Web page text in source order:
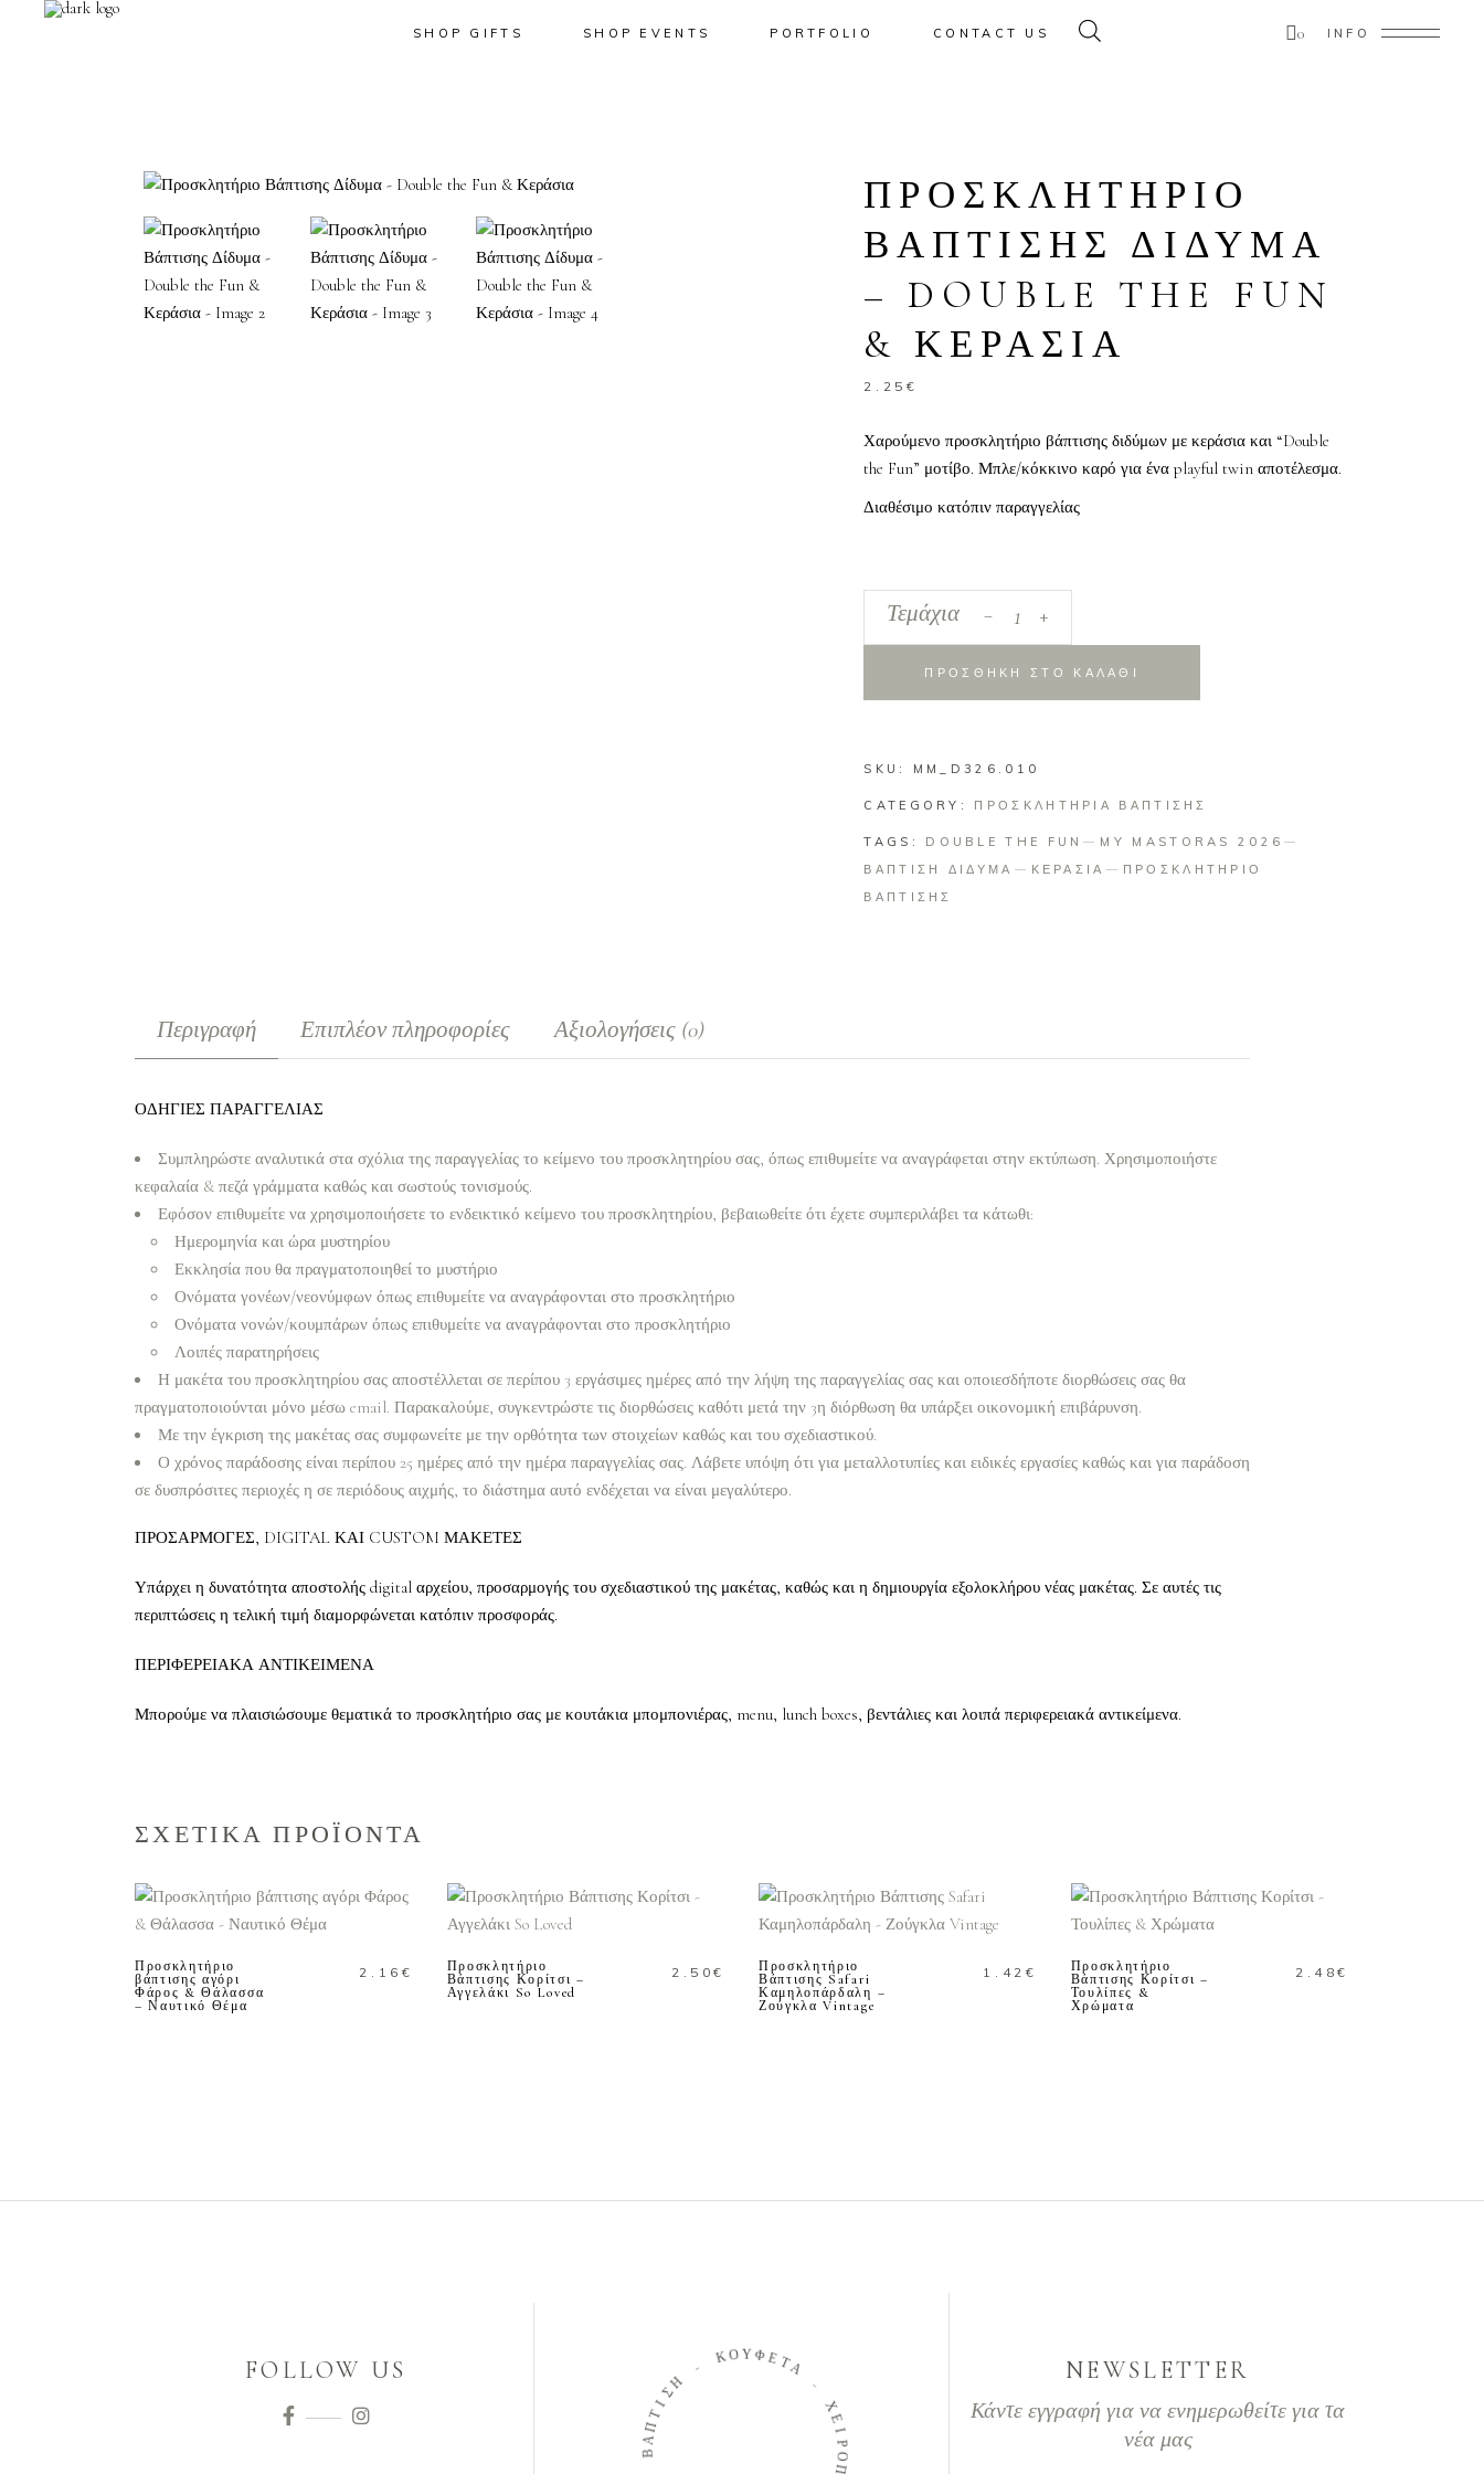
SHOP GIFTS SHOP EVENTS PORTFOLIO CONTACT US 0 INFO
ΠΡΟΣΚΛΗΤΗΡΙΟ
ΒΑΠΤΙΣΗΣ ΔΙΔΥΜΑ
– DOUBLE THE FUN
& ΚΕΡΑΣΙΑ
2.25 €
Χαρούμενο προσκλητήριο βάπτισης διδύμων με κεράσια και “Double
the Fun” μοτίβο. Μπλε/κόκκινο καρό για ένα playful twin αποτέλεσμα.
Διαθέσιμο κατόπιν παραγγελίας
Προσκλητήριο
Fun
&
Τεμάχια +
ΠΡΟΣΘΗΚΗ ΣΤΟ ΚΑΛΑΘΙ
SKU: MM_D326.010
CATEGORY: ΠΡΟΣΚΛΗΤΗΡΙΑ ΒΑΠΤΙΣΗΣ
TAGS: DOUBLE THE FUN
MY MASTORAS 2026
ΒΑΠΤΙΣΗ ΔΙΔΥΜΑ
ΚΕΡΑΣΙΑ
ΠΡΟΣΚΛΗΤΗΡΙΟ
ΒΑΠΤΙΣΗΣ
Περιγραφή Επιπλέον πληροφορίες Αξιολογήσεις (0)
ΟΔΗΓΙΕΣ ΠΑΡΑΓΓΕΛΙΑΣ
Συμπληρώστε αναλυτικά στα σχόλια της παραγγελίας το κείμενο του προσκλητηρίου σας, όπως επιθυμείτε να αναγράφεται στην εκτύπωση. Χρησιμοποιήστε
κεφαλαία & πεζά γράμματα καθώς και σωστούς τονισμούς.
Εφόσον επιθυμείτε να χρησιμοποιήσετε το ενδεικτικό κείμενο του προσκλητηρίου, βεβαιωθείτε ότι έχετε συμπεριλάβει τα κάτωθι:
Ημερομηνία και ώρα μυστηρίου
Εκκλησία που θα πραγματοποιηθεί το μυστήριο
Ονόματα γονέων/νεονύμφων όπως επιθυμείτε να αναγράφονται στο προσκλητήριο
Ονόματα νονών/κουμπάρων όπως επιθυμείτε να αναγράφονται στο προσκλητήριο
Λοιπές παρατηρήσεις
Η μακέτα του προσκλητηρίου σας αποστέλλεται σε περίπου 3 εργάσιμες ημέρες από την λήψη της παραγγελίας σας και οποιεσδήποτε διορθώσεις σας θα
πραγματοποιούνται μόνο μέσω email. Παρακαλούμε, συγκεντρώστε τις διορθώσεις καθότι μετά την 3η διόρθωση θα υπάρξει οικονομική επιβάρυνση.
Με την έγκριση της μακέτας σας συμφωνείτε με την ορθότητα των στοιχείων καθώς και του σχεδιαστικού.
Ο χρόνος παράδοσης είναι περίπου 25 ημέρες από την ημέρα παραγγελίας σας. Λάβετε υπόψη ότι για μεταλλοτυπίες και ειδικές εργασίες καθώς και για παράδοση
σε δυσπρόσιτες περιοχές η σε περιόδους αιχμής, το διάστημα αυτό ενδέχεται να είναι μεγαλύτερο.
ΠΡΟΣΑΡΜΟΓΕΣ, DIGITAL ΚΑΙ CUSTOM ΜΑΚΕΤΕΣ
Υπάρχει η δυνατότητα αποστολής digital αρχείου, προσαρμογής του σχεδιαστικού της μακέτας, καθώς και η δημιουργία εξολοκλήρου νέας μακέτας. Σε αυτές τις
περιπτώσεις η τελική τιμή διαμορφώνεται κατόπιν προσφοράς.
ΠΕΡΙΦΕΡΕΙΑΚΑ ΑΝΤΙΚΕΙΜΕΝΑ
Μπορούμε να πλαισιώσουμε θεματικά το προσκλητήριο σας με κουτάκια μπομπονιέρας, menu, lunch boxes, βεντάλιες και λοιπά περιφερειακά αντικείμενα.
ΣΧΕΤΙΚΑ ΠΡΟΪΟΝΤΑ
ΠΡΟΣΘΗΚΗ ΣΤΟ
Προσκλητήριο
βάπτισης αγόρι
Φάρος & Θάλασσα
– Ναυτικό Θέμα
2.16 €
ΠΡΟΣΘΗΚΗ ΣΤΟ
Προσκλητήριο
Βάπτισης Κορίτσι –
Αγγελάκι So Loved
2.50€
ΠΡΟΣΘΗΚΗ ΣΤΟ
Προσκλητήριο
Βάπτισης Safari
Καμηλοπάρδαλη –
Ζούγκλα Vintage
1.42 €
ΠΡΟΣΘΗΚΗ ΣΤΟ
Προσκλητήριο
Βάπτισης Κορίτσι –
Τουλίπες &
Χρώματα
2.48€
FOLLOW US
Β
Α
Π
Τ
Ι
Σ Η
Κ ΟΥΦ ΕΤ
Χ
Ε
Ι
Ρ
Ο
NEWSLETTER
Κάντε εγγραφή για να ενημερωθείτε για τα
νέα μας